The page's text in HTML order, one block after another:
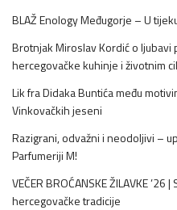
BLAŽ Enology Međugorje – U
Brotnjak Miroslav Kordić o ljubavi
hercegovačke kuhinje i životnim
Lik fra Didaka Buntića među
Vinkovačkih jeseni
Razigrani, odvažni i neodoljivi –
Parfumeriji M!
VEČER BROĆANSKE ŽILAVKE
hercegovačke tradicije